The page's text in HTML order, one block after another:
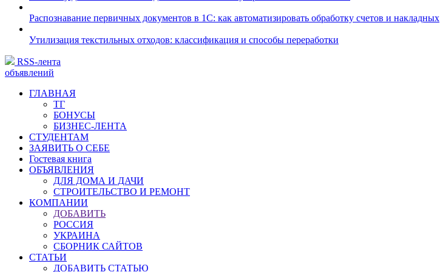
Распознавание первичных документов в 1С: как автоматизировать обработку счетов и накладных
Утилизация текстильных отходов: классификация и способы переработки
RSS-лента
объявлений
ГЛАВНАЯ
ТГ
БОНУСЫ
БИЗНЕС-ЛЕНТА
СТУДЕНТАМ
ЗАЯВИТЬ О СЕБЕ
Гостевая книга
ОБЪЯВЛЕНИЯ
ДЛЯ ДОМА И ДАЧИ
СТРОИТЕЛЬСТВО И РЕМОНТ
КОМПАНИИ
ДОБАВИТЬ
РОССИЯ
УКРАИНА
СБОРНИК САЙТОВ
СТАТЬИ
ДОБАВИТЬ СТАТЬЮ